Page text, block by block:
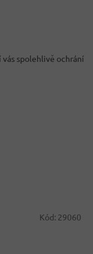
spolehlivě ochrání
Kód: 29060